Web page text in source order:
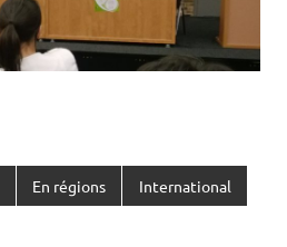
En régions International